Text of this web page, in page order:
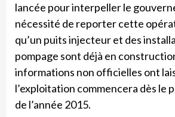
lancée pour interpeller le
nécessité de reporter cette
qu’un puits injecteur et des
pompage sont déjà en
informations non officielles ont
l’exploitation commencera dès le
de l’année 2015.